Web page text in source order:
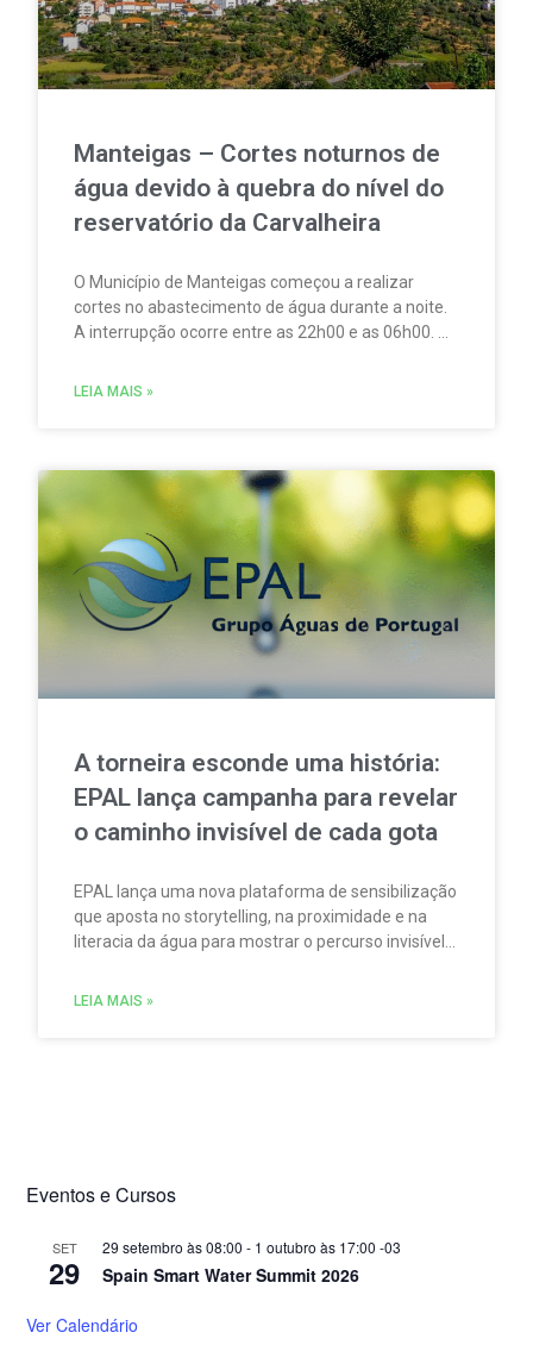
Manteigas – Cortes noturnos de
água devido à quebra do nível do
reservatório da Carvalheira
O Município de Manteigas começou a realizar
cortes no abastecimento de água durante a noite.
A interrupção ocorre entre as 22h00 e as 06h00. A
do nível do reservatório da Carvalheira,
LEIA MAIS »
A torneira esconde uma história:
EPAL lança campanha para revelar
o caminho invisível de cada gota
EPAL lança uma nova plataforma de sensibilização
que aposta no storytelling, na proximidade e na
literacia da água para mostrar o percurso invisível
LEIA MAIS »
Eventos e Cursos
SET
29
29 setembro às 08:00 - 1 outubro às 17:00 -03
Spain Smart Water Summit 2026
Ver Calendário